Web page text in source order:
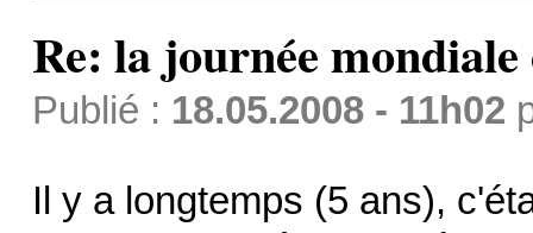
Re: la journée
Publié : 18.05.2008 - 11h02
Il y a longtemps (5 ans),